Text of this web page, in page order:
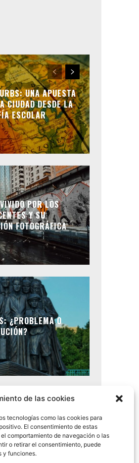
de las cookies
tecnologías como las cookies para
El consentimiento de estas
comportamiento de navegación o las
o retirar el consentimiento, puede
y funciones.
UNA APUESTA
CIUDAD DESDE LA
ESCOLAR
POR LOS
Y SU
FOTOGRÁFICA
¿PROBLEMA O